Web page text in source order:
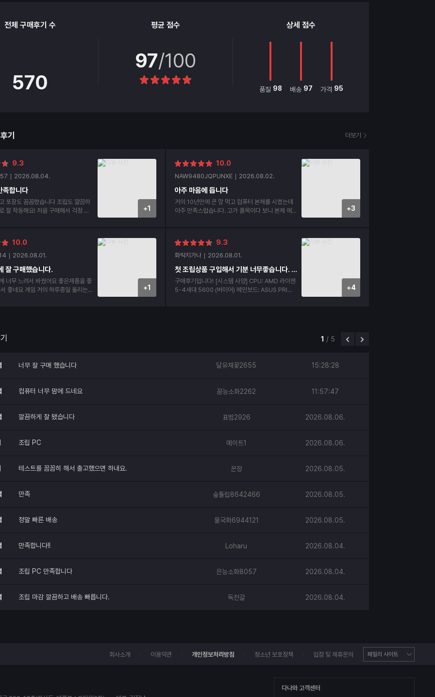
전체 구매후기 수
570
평균 점수
97/100
상세 점수
품질 98 배송 97 가격 95
기 더보기
9.3
2026.08.04.
족합니다
포장도 꼼꼼했습니다 조립도 깔끔하
잘 작동해요! 처음 구매해서 걱정 많
+1
10.0
NAW9480JQPUNXE 2026.08.02.
아주 마음에 듭니다
거의 10년만에 큰 맘 먹고 컴퓨터 본체를 시켰는데
아주 만족스럽습니다. 고가 품목이다 보니 본체 에어
청 안했는데 신청 안하신거 맞냐로 확인 전화도 먼저
해주시고 친절하기까지 하시네요 괜히 평점 높은 곳
킬 수 있다는 생각이 드네요
+3
10.0
2026.08.01.
잘 구매했습니다.
너무 느려서 바꿨어요 좋은제품을 좋
좋네요 게임 거의 하루종일 돌리는데
+1
9.3
화딱지가나 2026.08.01.
첫 조립상품 구입해서 기분 너무좋습니다. 구매후기입니당!!!!
구매후기입니다! [시스템 사양] CPU: AMD 라이젠
5-4세대 5600 (버미어) 메인보드: ASUS PRIME
마음에 듭니다! 윈도우 세팅까지 다 마친 상태로 도
끔하고 저희 집이랑 너무 잘어울려서 만족스럽게 잘
구매할게요! 믿고 살 수 있을 것 같습니다.
+4
1 / 5
너무 잘 구매 했습니다 달유채꽃2655 15:28:28
컴퓨터 너무 맘에 드네요 꿈능소화2262 11:57:47
깔끔하게 잘 됐습니다 표범2926 2026.08.06.
조립 PC 메이트1 2026.08.06.
테스트를 꼼꼼히 해서 출고했으면 하내요. 꾼장 2026.08.05.
만족 숲튤립8642466 2026.08.05.
정말 빠른 배송 물국화6944121 2026.08.05.
만족합니다!! Loharu 2026.08.04.
조립 PC 만족합니다 은능소화8057 2026.08.04.
조립 마감 깔끔하고 배송 빠릅니다. 독전갈 2026.08.04.
회사소개 이용약관 개인정보처리방침 청소년 보호정책 입점 및 제휴문의
다나와 고객센터